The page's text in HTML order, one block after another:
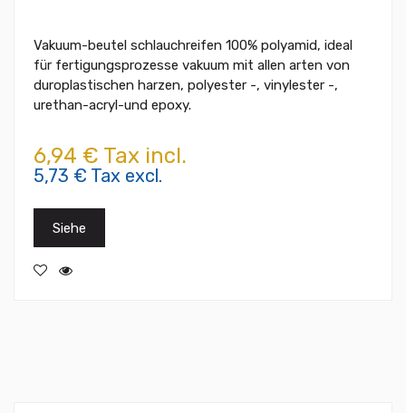
Vakuum-beutel schlauchreifen 100% polyamid, ideal
für fertigungsprozesse vakuum mit allen arten von
duroplastischen harzen, polyester -, vinylester -,
urethan-acryl-und epoxy.
6,94 € Tax incl.
5,73 € Tax excl.
Siehe